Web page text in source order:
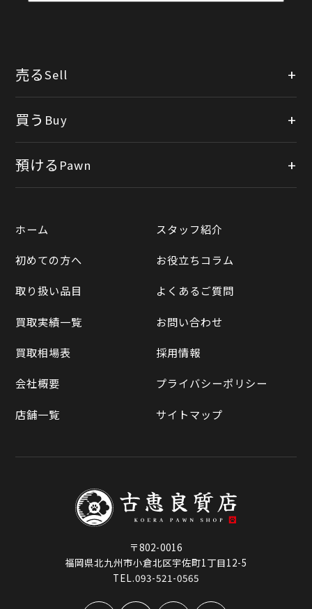
売るSell
店頭買取
宅配買取
LINE査定
買取実績一覧
買取相場表
買う Buy
公式オンラインショップ
Yahooショッピング
Yahoo!オークション
メルカリ
ラクマ
預ける Pawn
ホーム
初めての方へ
取り扱い品目
買取実績一覧
買取相場表
会社概要
店舗一覧
スタッフ紹介
お役立ちコラム
よくあるご質問
お問い合わせ
採用情報
プライバシーポリシー
サイトマップ
〒802-0016
福岡県北九州市小倉北区宇佐町1丁目12-5
TEL.093-521-0565